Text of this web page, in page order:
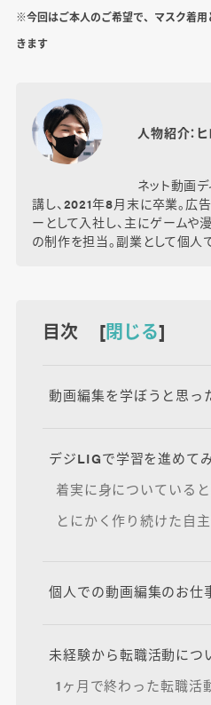
※今回はご本人のご希望で、マスク着
きます
人物紹介：
ネット動画
講し、2021年8月末に卒業。広
ーとして入社し、主にゲームや
の制作を担当。副業として個人
目次 [閉じる]
動画編集を学ぼうと思っ
デジLIGで学習を進めて
着実に身についている
とにかく作り続けた自
個人での動画編集のお仕
未経験から転職活動につ
1ヶ月で終わった転職活